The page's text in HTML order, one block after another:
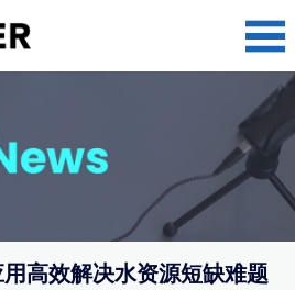
高效解决水资源短缺难题